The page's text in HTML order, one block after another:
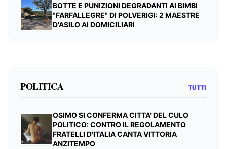
BOTTE E PUNIZIONI DEGRADANTI AI BIMBI
"FARFALLEGRE" DI POLVERIGI: 2 MAESTRE
D'ASILO AI DOMICILIARI
POLITICA TUTTI
OSIMO SI CONFERMA CITTA' DEL CULO
POLITICO: CONTRO IL REGOLAMENTO
FRATELLI D'ITALIA CANTA VITTORIA
ANZITEMPO